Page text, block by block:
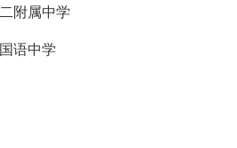
附属中学
语中学